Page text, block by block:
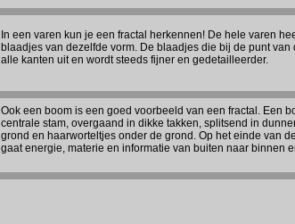
In een varen kun je een fractal herkennen! De hele varen
blaadjes van dezelfde vorm. De blaadjes die bij de punt
alle kanten uit en wordt steeds fijner en gedetailleerder.
Ook een boom is een goed voorbeeld van een fractal. Een
centrale stam, overgaand in dikke takken, splitsend in
grond en haarworteltjes onder de grond. Op het einde van
gaat energie, materie en informatie van buiten naar binnen